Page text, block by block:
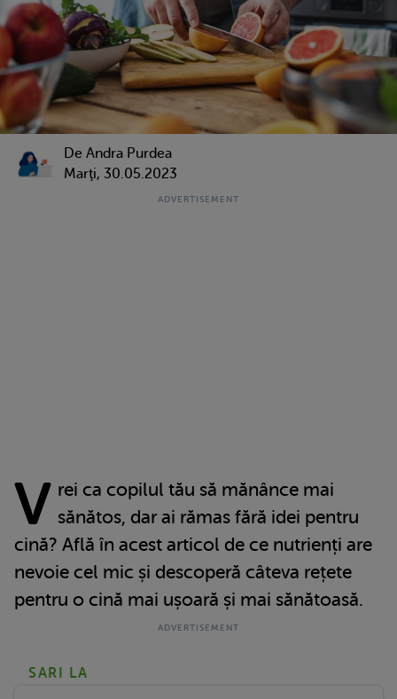
De Andra Purdea
Marţi, 30.05.2023
V rei ca copilul tău să mănânce mai
sănătos, dar ai rămas fără idei pentru
cină? Află în acest articol de ce nutrienți are
nevoie cel mic și descoperă câteva rețete
pentru o cină mai ușoară și mai sănătoasă.
SARI LA